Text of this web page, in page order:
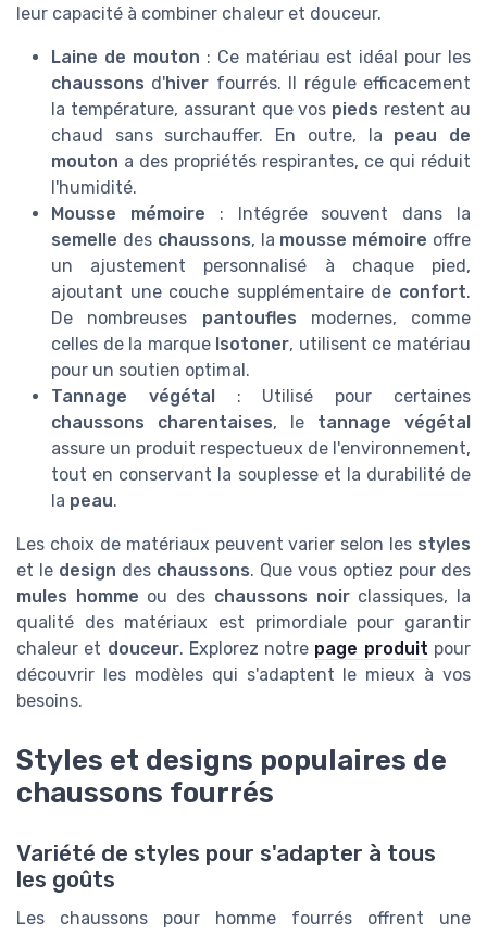
leur capacité à combiner chaleur et douceur.
Laine de mouton : Ce matériau est idéal pour les
chaussons d'hiver fourrés. Il régule efficacement
la température, assurant que vos pieds restent au
chaud sans surchauffer. En outre, la peau de
mouton a des propriétés respirantes, ce qui réduit
l'humidité.
Mousse mémoire : Intégrée souvent dans la
semelle des chaussons, la mousse mémoire offre
un ajustement personnalisé à chaque pied,
ajoutant une couche supplémentaire de confort.
De nombreuses pantoufles modernes, comme
celles de la marque Isotoner, utilisent ce matériau
pour un soutien optimal.
Tannage végétal
: Utilisé pour certaines
chaussons charentaises, le tannage végétal
assure un produit respectueux de l'environnement,
tout en conservant la souplesse et la durabilité de
la peau.
Les choix de matériaux peuvent varier selon les styles
et le design des chaussons. Que vous optiez pour des
mules homme ou des chaussons noirclassiques, la
qualité des matériaux est primordiale pour garantir
chaleur et douceur. Explorez notre page produit pour
découvrir les modèles qui s'adaptent le mieux à vos
besoins.
Styles et designs populaires de
chaussons fourrés
Variété de styles pour s'adapter à tous
les goûts
Les chaussons pour homme fourrés offrent une